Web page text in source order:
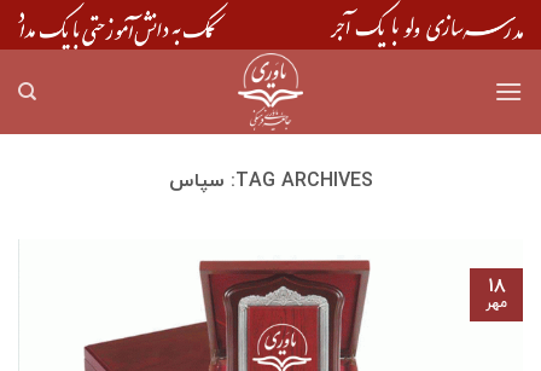
Skip
to
TAG ARCHIVES: سپاس
۱۸
مهر